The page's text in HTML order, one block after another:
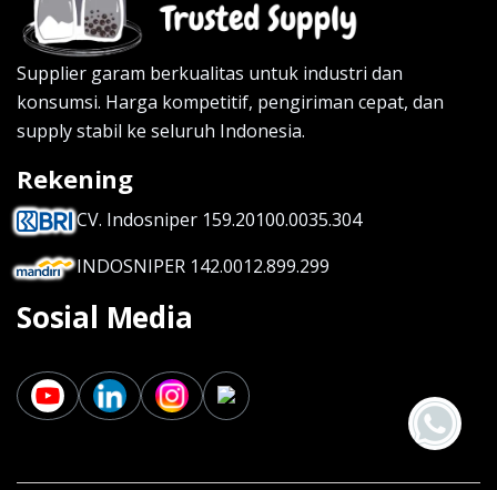
Supplier garam berkualitas untuk industri dan
konsumsi. Harga kompetitif, pengiriman cepat, dan
supply stabil ke seluruh Indonesia.
Rekening
CV. Indosniper 159.20100.0035.304
INDOSNIPER 142.0012.899.299
Sosial Media